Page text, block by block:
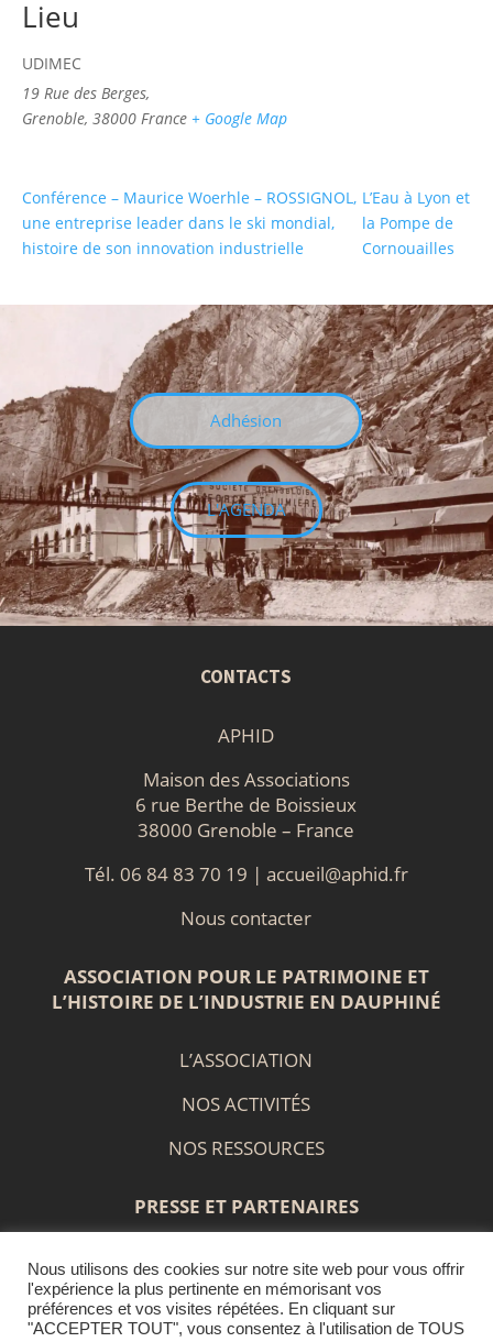
Lieu
UDIMEC
19 Rue des Berges,
Grenoble, 38000 France + Google Map
Conférence – Maurice Woerhle – ROSSIGNOL,
une entreprise leader dans le ski mondial,
histoire de son innovation industrielle
L’Eau à Lyon et
la Pompe de
Cornouailles
Adhésion
L'AGENDA
CONTACTS
APHID
Maison des Associations
6 rue Berthe de Boissieux
38000 Grenoble – France
Tél. 06 84 83 70 19 | accueil@aphid.fr
Nous contacter
ASSOCIATION POUR LE PATRIMOINE ET
L’HISTOIRE DE L’INDUSTRIE EN DAUPHINÉ
L’ASSOCIATION
NOS ACTIVITÉS
NOS RESSOURCES
PRESSE ET PARTENAIRES
PRESS BOOK
LIENS ET PARTENAIRES
Nous utilisons des cookies sur notre site web pour vous offrir
l'expérience la plus pertinente en mémorisant vos
préférences et vos visites répétées. En cliquant sur
"ACCEPTER TOUT", vous consentez à l'utilisation de TOUS